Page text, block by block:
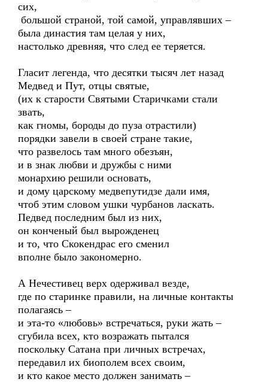
сих,
большой страной, той самой, управлявших –
была династия там целая у них,
настолько древняя, что след ее теряется.
Гласит легенда, что десятки тысяч лет назад
Медвед и Пут, отцы святые,
(их к старости Святыми Старичками стали
звать,
как гномы, бороды до пуза отрастили)
порядки завели в своей стране такие,
что развелось там много обезъян,
и в знак любви и дружбы с ними
монархию решили основать,
и дому царскому медвепутидзе дали имя,
чтоб этим словом ушки чурбанов ласкать.
Педвед последним был из них,
он конченый был вырожденец
и то, что Скокендрас его сменил
вполне было закономерно.
А Нечестивец верх одерживал везде,
где по старинке правили, на личные контакты
полагаясь –
и эта-то «любовь» встречаться, руки жать –
сгубила всех, кто возражать пытался
поскольку Сатана при личных встречах,
передавил их биополем всех своим,
и кто какое место должен занимать –